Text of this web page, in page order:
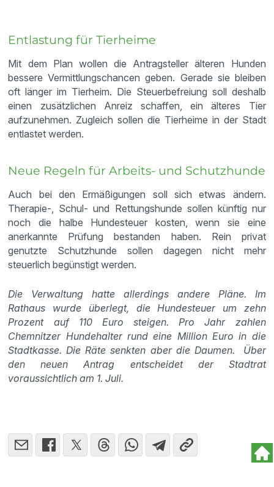
Entlastung für Tierheime
Mit dem Plan wollen die Antragsteller älteren Hunden
bessere Vermittlungschancen geben. Gerade sie bleiben
oft länger im Tierheim. Die Steuerbefreiung soll deshalb
einen zusätzlichen Anreiz schaffen, ein älteres Tier
aufzunehmen. Zugleich sollen die Tierheime in der Stadt
entlastet werden.
Neue Regeln für Arbeits- und Schutzhunde
Auch bei den Ermäßigungen soll sich etwas ändern.
Therapie-, Schul- und Rettungshunde sollen künftig nur
noch die halbe Hundesteuer kosten, wenn sie eine
anerkannte Prüfung bestanden haben. Rein privat
genutzte Schutzhunde sollen dagegen nicht mehr
steuerlich begünstigt werden.
Die Verwaltung hatte allerdings andere Pläne. Im
Rathaus wurde überlegt, die Hundesteuer um zehn
Prozent auf 110 Euro steigen. Pro Jahr zahlen
Chemnitzer Hundehalter rund eine Million Euro in die
Stadtkasse. Die Räte senkten aber die Daumen. Über
den neuen Antrag entscheidet der Stadtrat
voraussichtlich am 1. Juli.